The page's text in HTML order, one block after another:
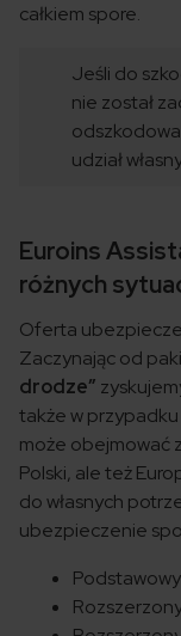
całkiem spore.
Jeśli do
nie został
udział
Euroins
różnych
Oferta
Zaczynając od
drodze”
także w
może obejmować
Polski, ale też
do własnych
ubezpieczenie